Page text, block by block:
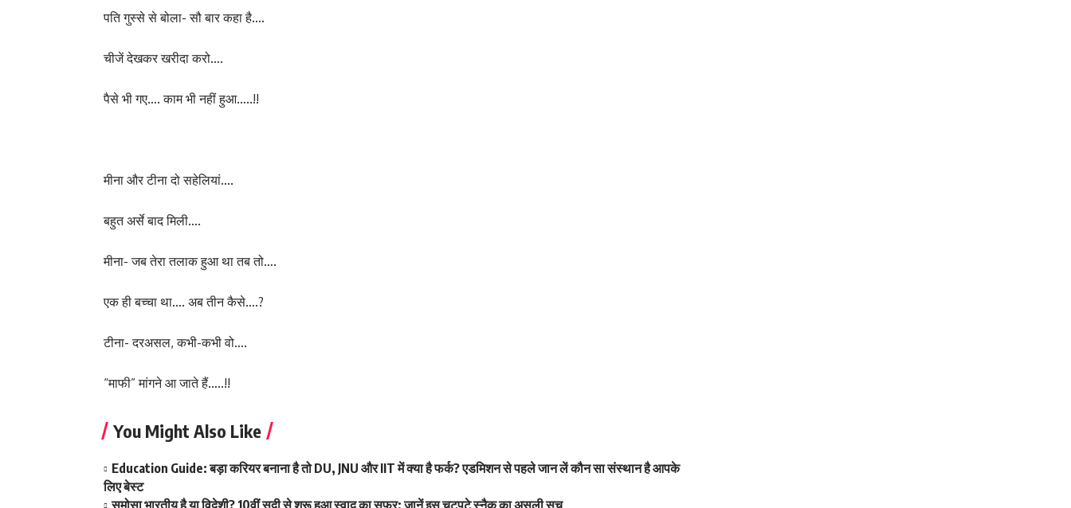
पति गुस्से से बोला- सौ बार कहा है….
चीजें देखकर खरीदा करो….
पैसे भी गए…. काम भी नहीं हुआ…..!!
मीना और टीना दो सहेलियां….
बहुत अर्से बाद मिली….
मीना- जब तेरा तलाक हुआ था तब तो….
एक ही बच्चा था…. अब तीन कैसे….?
टीना- दरअसल, कभी-कभी वो….
“माफी” मांगने आ जाते हैं…..!!
You Might Also Like
Education Guide: बड़ा करियर बनाना है तो DU, JNU और IIT में क्या है फर्क? एडमिशन से पहले जान लें कौन सा संस्थान है आपके
लिए बेस्ट
समोसा भारतीय है या विदेशी? 10वीं सदी से शुरू हुआ स्वाद का सफर; जानें इस चटपटे स्नैक का असली सच